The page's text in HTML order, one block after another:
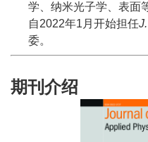
学、纳米光子学、表面
自2022年1月开始担任
委。
期刊介绍